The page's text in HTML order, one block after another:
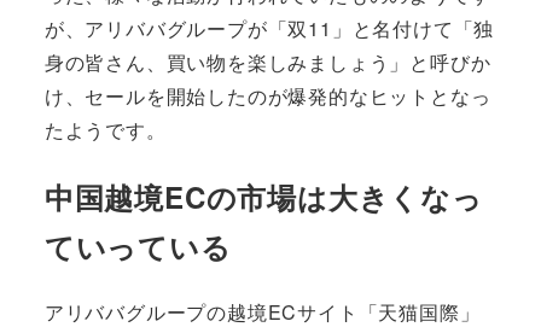
が、アリババグループが「双11」と名付けて「独
身の皆さん、買い物を楽しみましょう」と呼びか
け、セールを開始したのが爆発的なヒットとなっ
たようです。
中国越境ECの市場は大きくなっ
ていっている
アリババグループの越境ECサイト「天猫国際」